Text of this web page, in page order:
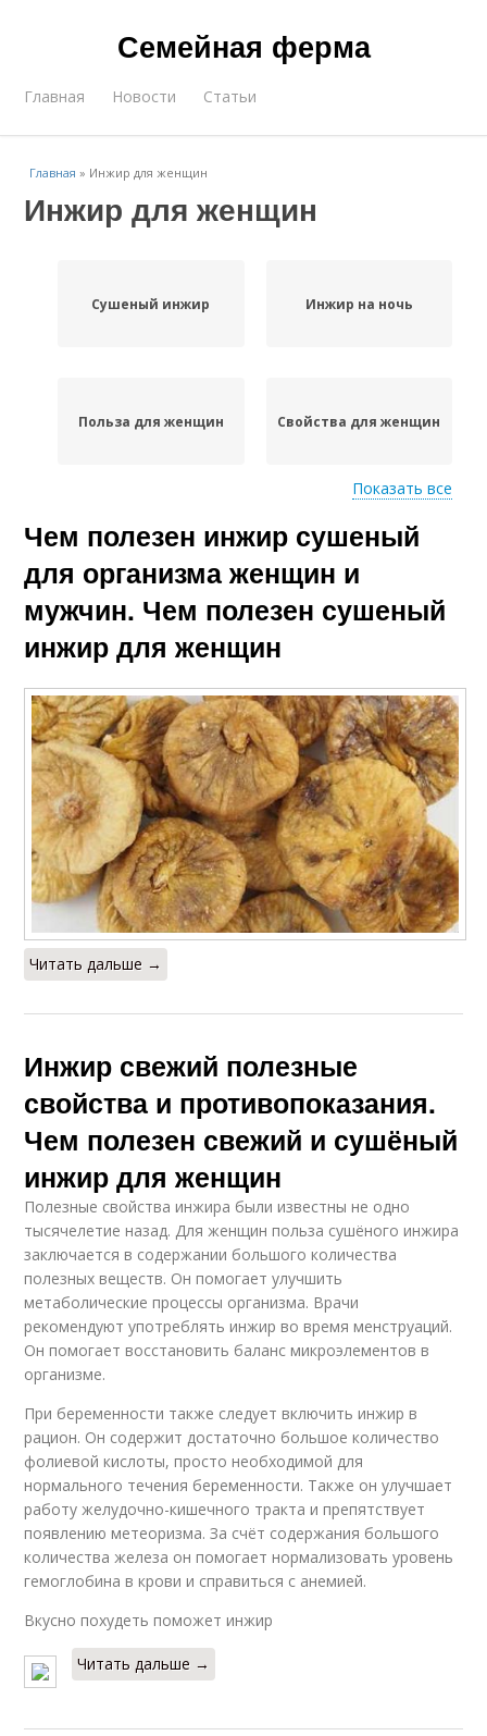
Семейная ферма
Главная Новости Статьи
Главная » Инжир для женщин
Инжир для женщин
Сушеный инжир Инжир на ночь
Польза для женщин Свойства для женщин
Инжир при
заболеваниях
Свежий инжир
Противопоказания
для женщин
Белый инжир Желтый инжир
Инжир в кулинарии Инжир для организма
Инжир для мужчин Инжир при похудении
Блюда с инжиром
Инжир во время Полезные инжиры
Показать все
Чем полезен инжир сушеный
для организма женщин и
мужчин. Чем полезен сушеный
инжир для женщин
Читать дальше →
Инжир свежий полезные
свойства и противопоказания.
Чем полезен свежий и сушёный
инжир для женщин
Полезные свойства инжира были известны не одно
тысячелетие назад. Для женщин польза сушёного инжира
заключается в содержании большого количества
полезных веществ. Он помогает улучшить
метаболические процессы организма. Врачи
рекомендуют употреблять инжир во время менструаций.
Он помогает восстановить баланс микроэлементов в
организме.
При беременности также следует включить инжир в
рацион. Он содержит достаточно большое количество
фолиевой кислоты, просто необходимой для
нормального течения беременности. Также он улучшает
работу желудочно-кишечного тракта и препятствует
появлению метеоризма. За счёт содержания большого
количества железа он помогает нормализовать уровень
гемоглобина в крови и справиться с анемией.
Вкусно похудеть поможет инжир
Читать дальше →